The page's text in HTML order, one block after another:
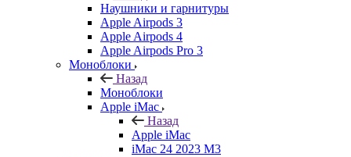
Наушники и гарнитуры
Apple Airpods 3
Apple Airpods 4
Apple Airpods Pro 3
Моноблоки
Назад
Моноблоки
Apple iMac
Назад
Apple iMac
iMac 24 2023 M3